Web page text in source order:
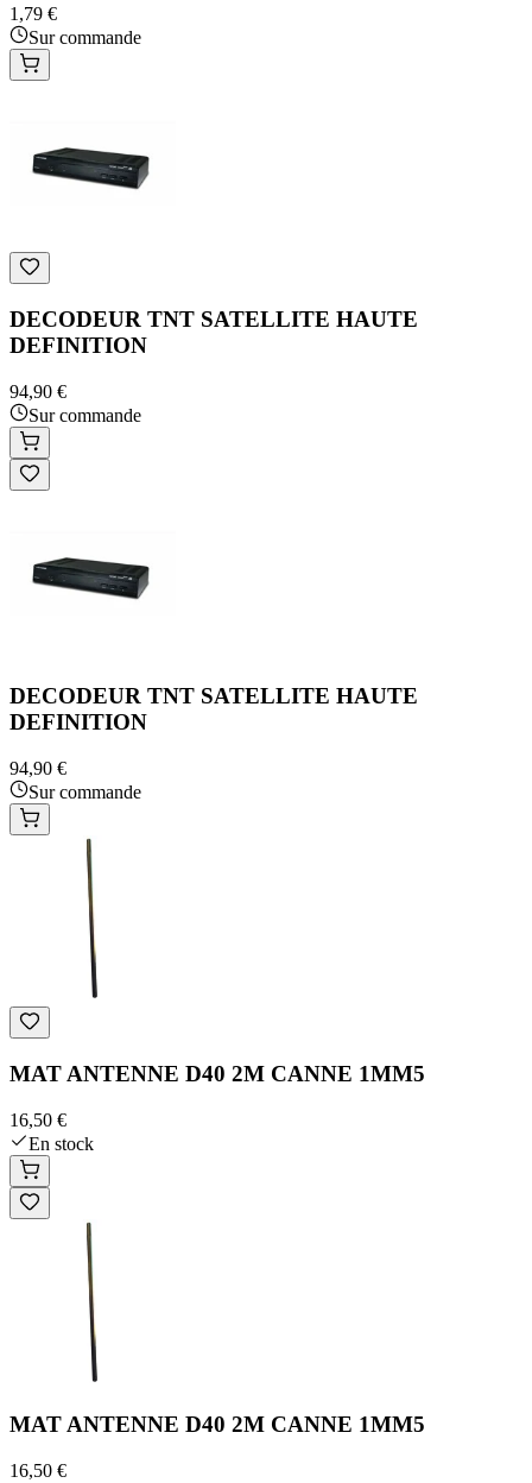
1,79 €
Sur commande
DECODEUR TNT SATELLITE HAUTE
DEFINITION
94,90 €
Sur commande
DECODEUR TNT SATELLITE HAUTE
DEFINITION
94,90 €
Sur commande
MAT ANTENNE D40 2M CANNE 1MM5
16,50 €
En stock
MAT ANTENNE D40 2M CANNE 1MM5
16,50 €